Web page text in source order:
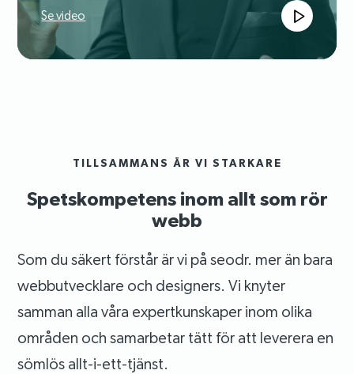
Se video
TILLSAMMANS ÄR VI STARKARE
Spetskompetens inom allt som rör
webb
Som du säkert förstår är vi på seodr. mer än bara
webbutvecklare och designers. Vi knyter
samman alla våra expertkunskaper inom olika
områden och samarbetar tätt för att leverera en
sömlös allt-i-ett-tjänst.